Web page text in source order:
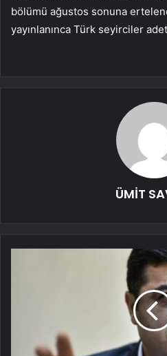
bölümü ağustos sonuna
yayınlanınca Türk seyirciler
ÜMİT